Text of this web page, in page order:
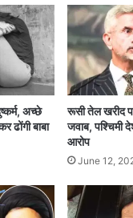
आया। हमलावर ने
एक्टर सैफ अली
कर दिया गया है
स्थिति में उन्हें
था, जहां उनके
प्रोसेस पूरा किया
मित्र हैं। 16
के सदस्यों से सुबह
अच्छे
ढोंगी बाबा
रूसी तेल खरीद
जवाब, पश्चिमी
आरोप
June 12,